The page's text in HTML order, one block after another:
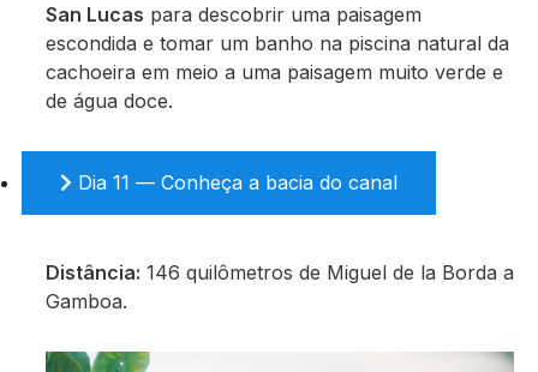
San Lucas para descobrir uma paisagem
escondida e tomar um banho na piscina natural da
cachoeira em meio a uma paisagem muito verde e
de água doce.
Dia 11 — Conheça a bacia do canal
Distância: 146 quilômetros de Miguel de la Borda a
Gamboa.